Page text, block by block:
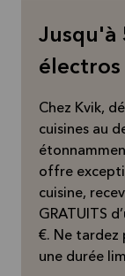
Jusqu'à
électros
Chez Kvik,
cuisines au
offre
cuisine,
GRATUITS
€. Ne tardez
une durée